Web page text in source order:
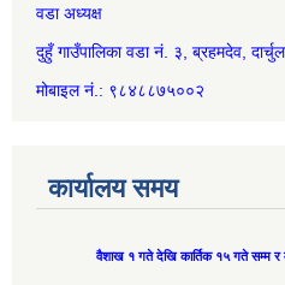
वडा अध्यक्ष
दुहुँ गाउँपालिका वडा नं. ३, ब्रहमदेव,
मोबाइल नं.: ९८४८८७५००२
कार्यालय समय
वैशाख १ गते देखि कार्तिक १५ गते सम्म